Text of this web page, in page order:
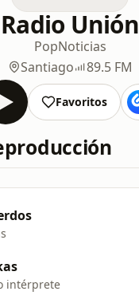
Radio Unión
PopNoticias
Santiago
89.5 FM
Favoritos
intérprete